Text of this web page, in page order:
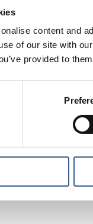
content and
of our site with
provided to
veckan hanterar
och gentemot
aktörer. Bland
beredskap